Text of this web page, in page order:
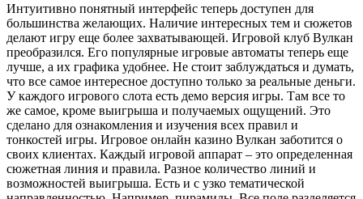
Интуитивно понятный интерфейс теперь доступен для
большинства желающих. Наличие интересных тем и сюжетов
делают игру еще более захватывающей. Игровой клуб Вулкан
преобразился. Его популярные игровые автоматы теперь еще
лучше, а их графика удобнее. Не стоит заблуждаться и думать,
что все самое интересное доступно только за реальные деньги.
У каждого игрового слота есть демо версия игры. Там все то
же самое, кроме выигрыша и получаемых ощущений. Это
сделано для ознакомления и изучения всех правил и
тонкостей игры. Игровое онлайн казино Вулкан заботится о
своих клиентах. Каждый игровой аппарат – это определенная
сюжетная линия и правила. Разное количество линий и
возможностей выигрыша. Есть и с узко тематической